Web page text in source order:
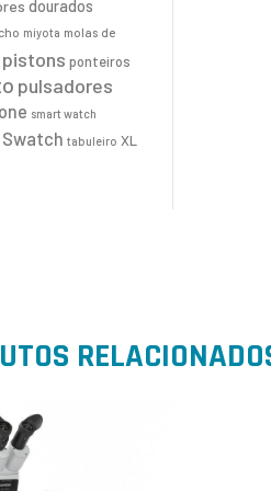
dourados
miyota molas de
pistons ponteiros
pulsadores
smart watch
Swatch tabuleiro XL